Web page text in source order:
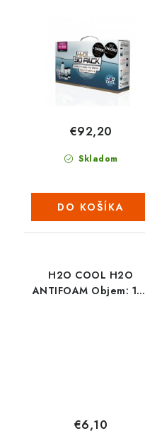
Skladom
€92,20
DO KOŠÍKA
H2O COOL H2O
ANTIFOAM Objem: 150
€6,10